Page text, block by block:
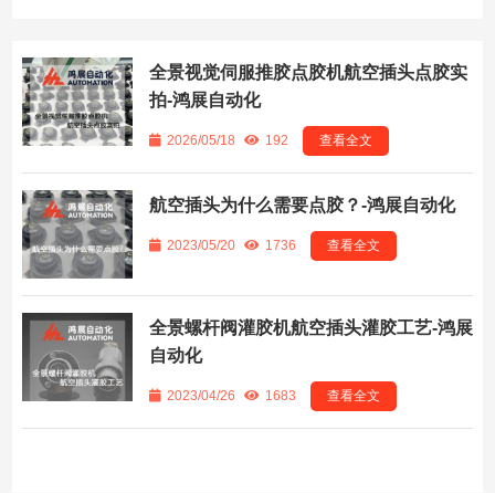
全景视觉伺服推胶点胶机航空插头点胶实
拍-鸿展自动化
2026/05/18 192 查看全文
航空插头为什么需要点胶？-鸿展自动化
2023/05/20 1736 查看全文
全景螺杆阀灌胶机航空插头灌胶工艺-鸿展
自动化
2023/04/26 1683 查看全文